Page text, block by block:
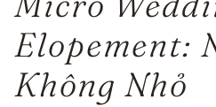
Elopement:
Không Nhỏ